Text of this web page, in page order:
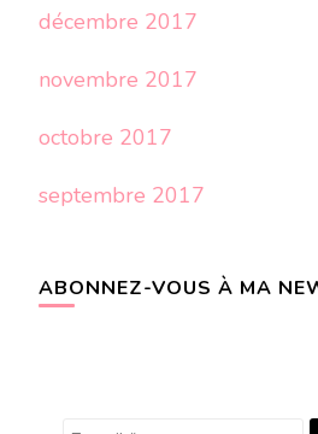
décembre 2017
novembre 2017
octobre 2017
septembre 2017
ABONNEZ-VOUS À MA